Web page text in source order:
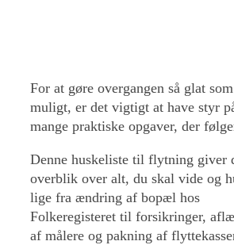
For at gøre overgangen så glat som
muligt, er det vigtigt at have styr
mange praktiske opgaver, der
Denne huskeliste til flytning giver
overblik over alt, du skal vide og
lige fra ændring af bopæl hos
Folkeregisteret til forsikringer,
af målere og pakning af